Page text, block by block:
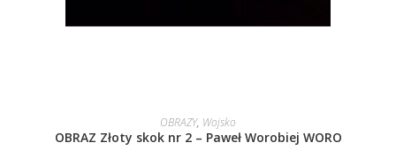
DOWIEDZ SIĘ WIĘCEJ
OBRAZY, Wojsko
OBRAZ Złoty skok nr 2 – Paweł Worobiej WORO